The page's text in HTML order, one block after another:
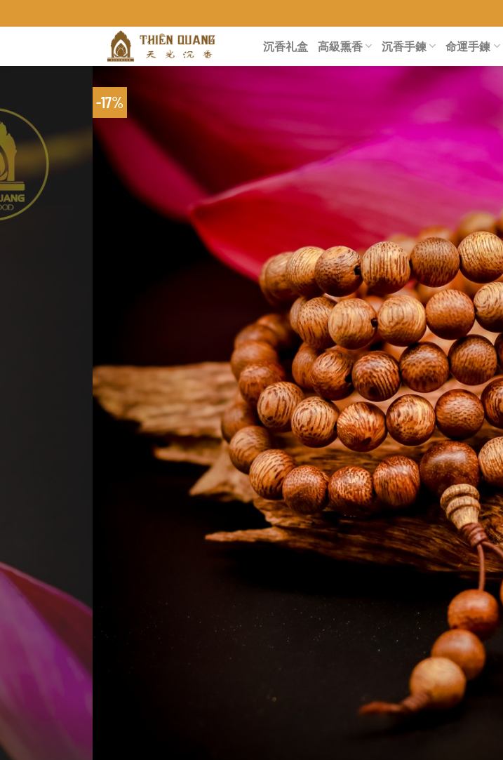
đến
dung
沉香礼盒 高級熏香 沉香手鍊 命運手鍊
-17%